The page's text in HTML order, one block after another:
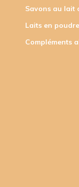
Savons au lait
Laits en
Compléments